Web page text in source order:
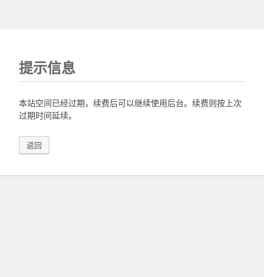
提示信息
本站空间已经过期，续费后可以继续使用后台。续费则按上次
过期时间延续。
返回